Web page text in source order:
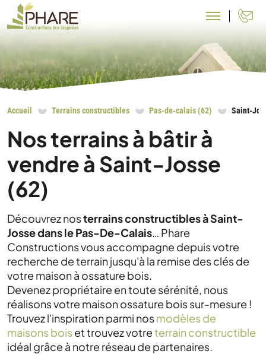
Accueil Terrains constructibles Pas-de-calais (62) Saint-
Nos terrains à bâtir à
vendre à Saint-Josse
(62)
Découvrez nosterrains constructibles à Saint-
Josse dans le Pas-De-Calais… Phare
Constructions vous accompagne depuis votre
recherche de terrain jusqu'à la remise des clés de
votre maison à ossature bois.
Devenez propriétaire en toute sérénité, nous
réalisons votre maison ossature bois sur-mesure !
Trouvez l'inspiration parmi nosmodèles de
maisons bois et trouvez votreterrain constructible
idéal grâce à notre réseau de partenaires.